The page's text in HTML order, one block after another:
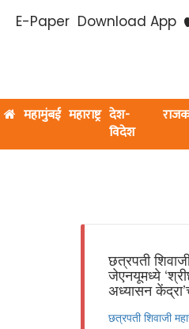
E-Paper Download App
महामुंबई महाराष्ट्र देश-
विदेश
छत्रपती
जेएनयूमध्ये
अध्यासन
छत्रपती शिवाजी